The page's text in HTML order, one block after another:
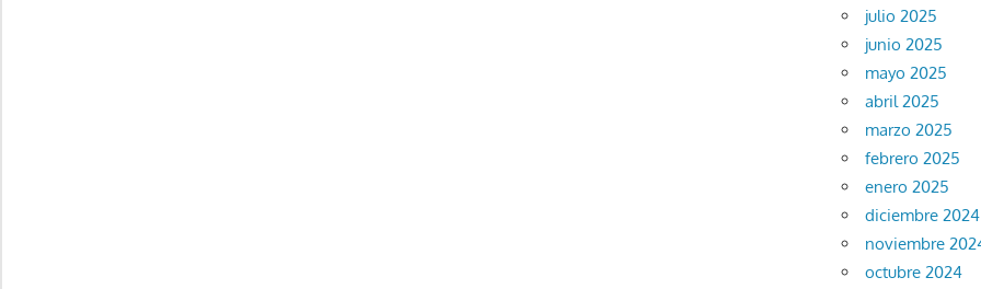
julio 2025
junio 2025
mayo 2025
abril 2025
marzo 2025
febrero 2025
enero 2025
diciembre 2024
noviembre
octubre 2024